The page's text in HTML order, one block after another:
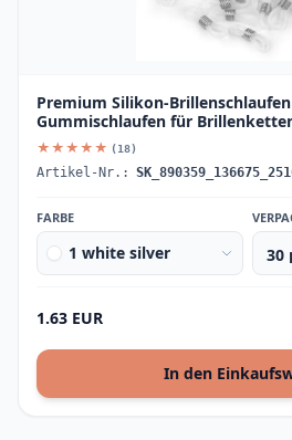
Premium Silikon-
Gummischlaufen für
★★★★★ (18)
Artikel-Nr.:
FARBE
1 white silver
1.63 EUR
In den